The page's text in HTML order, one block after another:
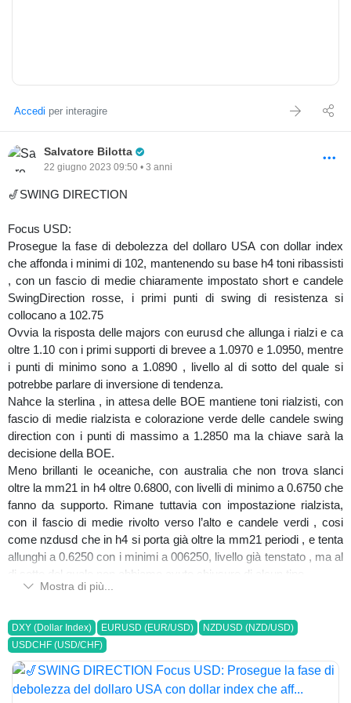
Anche l’SP500 prosegue il suo attacco ai massimi di 4400 pnt
e la media a 21 che fa da supporto dinamico in h1 spingendo i
Per il mondo delle commodities interessanti le dinamiche del wti
l’OPEC+ ha più volte dimostrato insofferenza e predisposizione
ad interventi di controllo dell’offerta per sostenere i prezzi, che
potrebbero estendersi fino ai massimi di 73.70$
-DATI ATTESI DA CALENDARIO
Si pone attenzione ai dati sull’inflazione in Germania, attesa a
nuove spinte rialziste dall’attuale 6.1% al 6.3% il che darebbe fiato
alle dichiarazioni hawkish di ieri della Lagarde.
buona giornata e buon trading
SALVATORE BILOTTA
Accedi per interagire
Salvatore Bilotta
22 giugno 2023 09:50 • 3 anni
🎷SWING DIRECTION
Focus USD:
Prosegue la fase di debolezza del dollaro USA con dollar index
che affonda i minimi di 102, mantenendo su base h4 toni ribassisti
, con un fascio di medie chiaramente impostato short e candele
SwingDirection rosse, i primi punti di swing di resistenza si
collocano a 102.75
Ovvia la risposta delle majors con eurusd che allunga i rialzi e ca
oltre 1.10 con i primi supporti di brevee a 1.0970 e 1.0950, mentre
i punti di minimo sono a 1.0890 , livello al di sotto del quale si
potrebbe parlare di inversione di tendenza.
Nahce la sterlina , in attesa delle BOE mantiene toni rialzisti, con
fascio di medie rialzista e colorazione verde delle candele swing
direction con i punti di massimo a 1.2850 ma la chiave sarà la
decisione della BOE.
Meno brillanti le oceaniche, con australia che non trova slanci
oltre la mm21 in h4 oltre 0.6800, con livelli di minimo a 0.6750 che
fanno da supporto. Rimane tuttavia con impostazione rialzista,
con il fascio di medie rivolto verso l’alto e candele verdi , cosi
come nzdusd che in h4 si porta già oltre la mm21 periodi , e tenta
allunghi a 0.6250 con i minimi a 006250, livello già tenstato , ma al
di sotto del quale non abbiamo avuto chiusure di alcun tipo.
La debolezza del dollaro USA si evidenza con USDCAD che
prospettive di ulteriori allunghi ribassisti.
Quandro di maggiore incertezza per usdchf che non buca 0.89
figura pur mantenendo impostazione ribassista, restano valide le
resistenze chiave a 0.90 sopra le quali si potrebbe parlare di
cambio di tendenza.
Mostra di più...
DXY (Dollar Index) EURUSD (EUR/USD)
NZDUSD (NZD/USD)
USDCHF (USD/CHF)